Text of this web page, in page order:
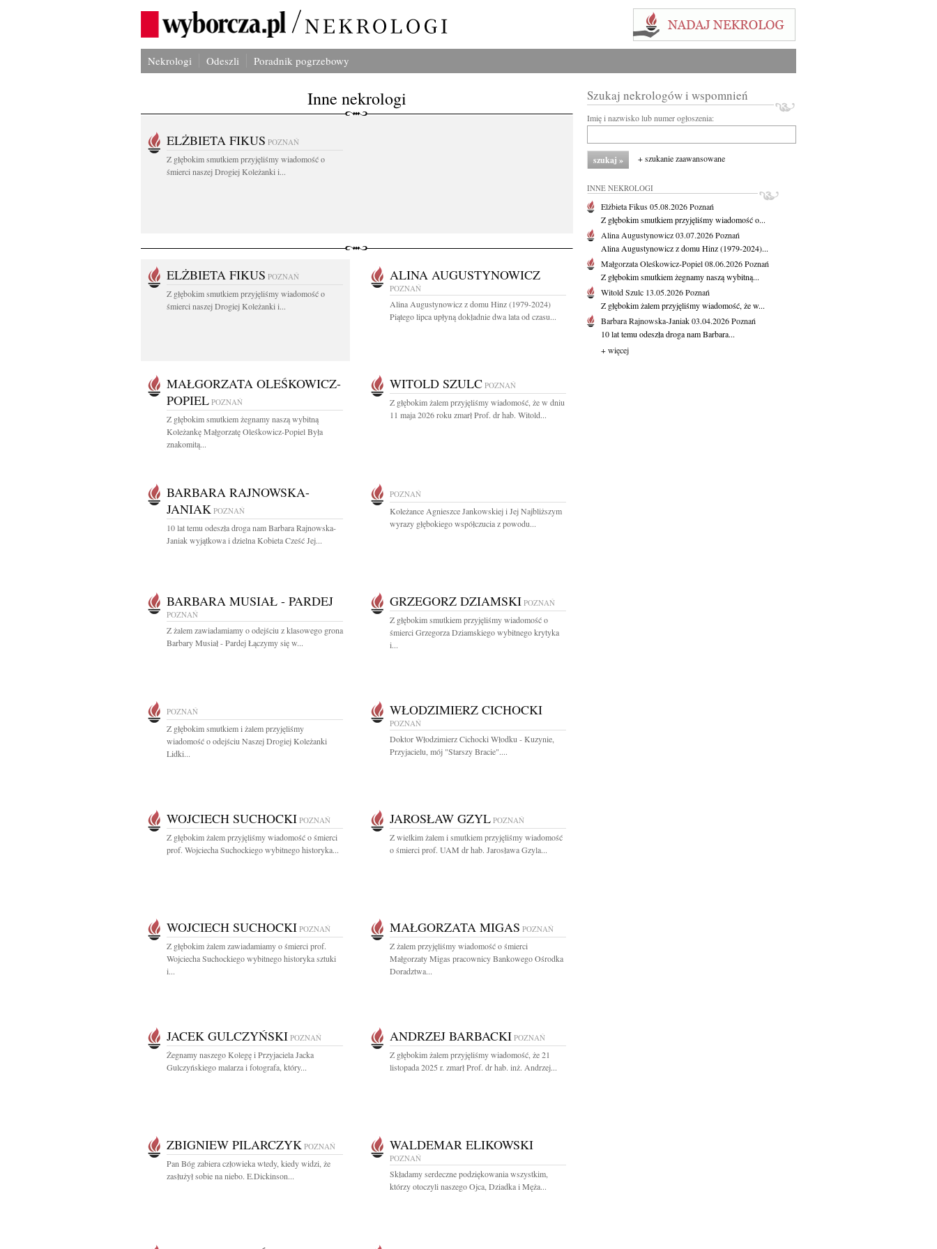
Nekrologi Odeszli Poradnik pogrzebowy
Inne nekrologi
ELŻBIETA FIKUS POZNAŃ
Z głębokim smutkiem przyjęliśmy wiadomość o
śmierci naszej Drogiej Koleżanki i...
ELŻBIETA FIKUS POZNAŃ
Z głębokim smutkiem przyjęliśmy wiadomość o
śmierci naszej Drogiej Koleżanki i...
ALINA AUGUSTYNOWICZ
POZNAŃ
Alina Augustynowicz z domu Hinz (1979-2024)
Piątego lipca upłyną dokładnie dwa lata od czasu...
MAŁGORZATA OLEŚKOWICZ-
POPIEL POZNAŃ
Z głębokim smutkiem żegnamy naszą wybitną
Koleżankę Małgorzatę Oleśkowicz-Popiel Była
znakomitą...
WITOLD SZULC POZNAŃ
Z głębokim żalem przyjęliśmy wiadomość, że w dniu
11 maja 2026 roku zmarł Prof. dr hab. Witold...
BARBARA RAJNOWSKA-
JANIAK POZNAŃ
10 lat temu odeszła droga nam Barbara Rajnowska-
Janiak wyjątkowa i dzielna Kobieta Cześć Jej...
POZNAŃ
Koleżance Agnieszce Jankowskiej i Jej Najbliższym
wyrazy głębokiego współczucia z powodu...
BARBARA MUSIAŁ - PARDEJ
POZNAŃ
Z żalem zawiadamiamy o odejściu z klasowego grona
Barbary Musiał - Pardej Łączymy się w...
GRZEGORZ DZIAMSKI POZNAŃ
Z głębokim smutkiem przyjęliśmy wiadomość o
śmierci Grzegorza Dziamskiego wybitnego krytyka
i...
POZNAŃ
Z głębokim smutkiem i żalem przyjęliśmy
wiadomość o odejściu Naszej Drogiej Koleżanki
Lidki...
WŁODZIMIERZ CICHOCKI
POZNAŃ
Doktor Włodzimierz Cichocki Włodku - Kuzynie,
Przyjacielu, mój "Starszy Bracie"....
WOJCIECH SUCHOCKI POZNAŃ
Z głębokim żalem przyjęliśmy wiadomość o śmierci
prof. Wojciecha Suchockiego wybitnego historyka...
JAROSŁAW GZYL POZNAŃ
Z wielkim żalem i smutkiem przyjęliśmy wiadomość
o śmierci prof. UAM dr hab. Jarosława Gzyla...
WOJCIECH SUCHOCKI POZNAŃ
Z głębokim żalem zawiadamiamy o śmierci prof.
Wojciecha Suchockiego wybitnego historyka sztuki
i...
MAŁGORZATA MIGAS POZNAŃ
Z żalem przyjęliśmy wiadomość o śmierci
Małgorzaty Migas pracownicy Bankowego Ośrodka
Doradztwa...
JACEK GULCZYŃSKI POZNAŃ
Żegnamy naszego Kolegę i Przyjaciela Jacka
Gulczyńskiego malarza i fotografa, który...
ANDRZEJ BARBACKI POZNAŃ
Z głębokim żalem przyjęliśmy wiadomość, że 21
listopada 2025 r. zmarł Prof. dr hab. inż. Andrzej...
ZBIGNIEW PILARCZYK POZNAŃ
Pan Bóg zabiera człowieka wtedy, kiedy widzi, że
zasłużył sobie na niebo. E.Dickinson...
WALDEMAR ELIKOWSKI
POZNAŃ
Składamy serdeczne podziękowania wszystkim,
którzy otoczyli naszego Ojca, Dziadka i Męża...
Szukaj nekrologów i wspomnień
Imię i nazwisko lub numer ogłoszenia:
+ szukanie zaawansowane
INNE NEKROLOGI
Elżbieta Fikus05.08.2026Poznań
Z głębokim smutkiem przyjęliśmy wiadomość o...
Alina Augustynowicz03.07.2026Poznań
Alina Augustynowicz z domu Hinz (1979-2024)...
Małgorzata Oleśkowicz-Popiel08.06.2026Poznań
Z głębokim smutkiem żegnamy naszą wybitną...
Witold Szulc 13.05.2026Poznań
Z głębokim żalem przyjęliśmy wiadomość, że w...
Barbara Rajnowska-Janiak03.04.2026Poznań
10 lat temu odeszła droga nam Barbara...
+ więcej